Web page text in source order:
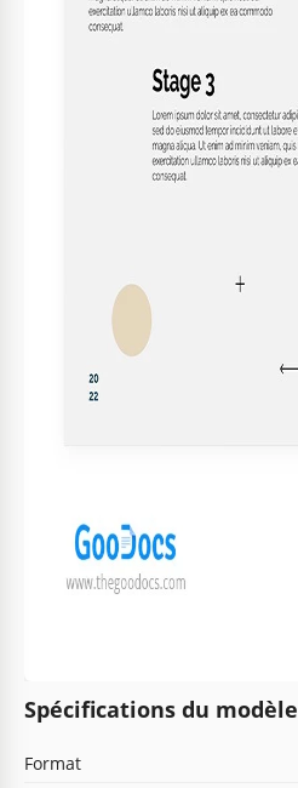
Spécifications du modèle
Format